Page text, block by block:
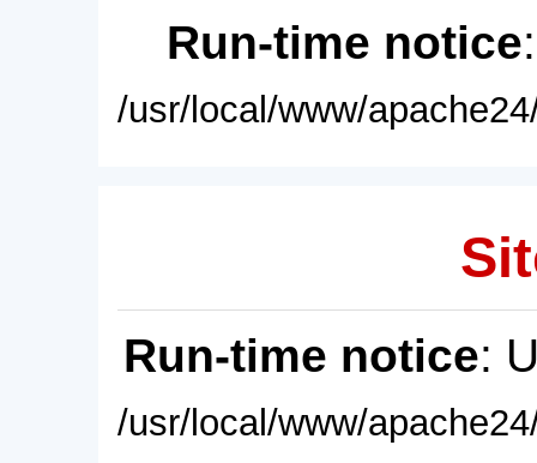
Run-time notice
/usr/local/www/
Run-time notice:
/usr/local/www/